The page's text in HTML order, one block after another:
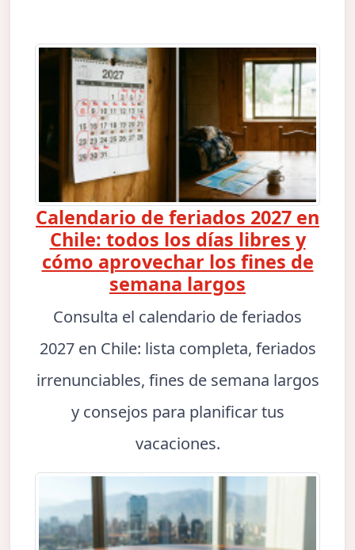
Calendario de feriados 2027 en
Chile: todos los días libres y
cómo aprovechar los fines de
semana largos
Consulta el calendario de feriados
2027 en Chile: lista completa, feriados
irrenunciables, fines de semana largos
y consejos para planificar tus
vacaciones.